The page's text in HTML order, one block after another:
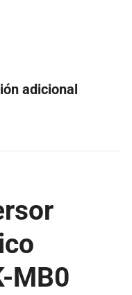
adicional
MB0